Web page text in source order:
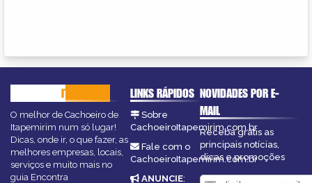
ITAPEMIRIM
O melhor de Cachoeiro de
Itapemirim num só lugar!
Dicas, onde ir, o que fazer, as
melhores empresas, locais,
serviços e muito mais no
guia Encontra
LINKS RÁPIDOS
Sobre
CachoeiroItapemirim.com.br
Fale com o
CachoeiroItapemirim.com.br
ANUNCIE:
NOVIDADES POR E-
MAIL
Receba grátis as
principais notícias,
dicas e promoções